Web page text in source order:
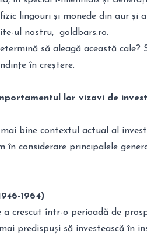
lingouri și monede din aur și
ul nostru, goldbars.ro.
să aleagă această cale?
în creștere.
lor vizavi de
bine contextul actual al
în considerare principalele
1964)
a crescut într-o perioadă de
predispuși să investească în